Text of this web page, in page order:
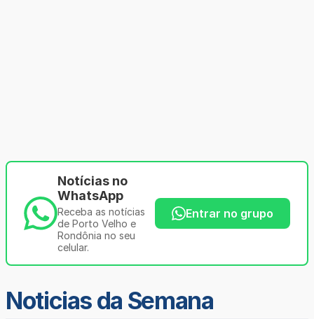
Notícias no
WhatsApp
Receba as notícias
de Porto Velho e
Rondônia no seu
celular.
Entrar no grupo
Noticias da Semana